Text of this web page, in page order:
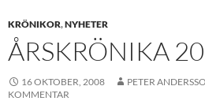
KRÖNIKOR,NYHETER
ÅRSKRÖNIKA
16 OKTOBER, 2008 PETER
KOMMENTAR